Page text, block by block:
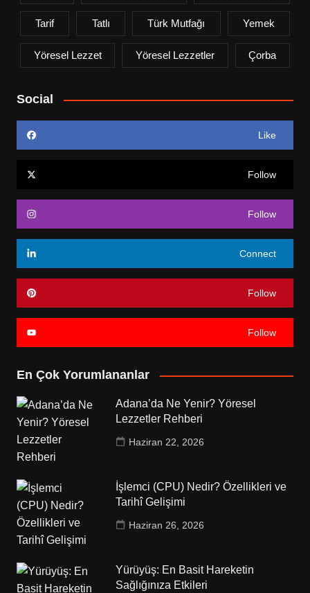
Tarif Tatlı Türk Mutfağı Yemek
Yöresel Lezzet Yöresel Lezzetler Çorba
Social
Like
Follow
Follow
Connect
Follow
Follow
En Çok Yorumlananlar
Adana’da Ne Yenir? Yöresel
Lezzetler Rehberi
Haziran 22, 2026
İşlemci (CPU) Nedir? Özellikleri ve
Tarihî Gelişimi
Haziran 26, 2026
Yürüyüş: En Basit Hareketin
Sağlığınıza Etkileri